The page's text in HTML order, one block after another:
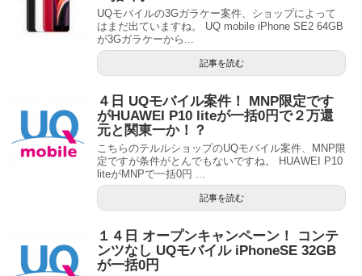
UQモバイルの3Gガラケー案件、ショップによって
はまだ出ていますね。 UQ mobile iPhone SE2 64GB
が3Gガラケーから...
記事を読む
４日 UQモバイル案件！ MNP限定です
がHUAWEI P10 liteが一括0円で２万還
元と関東一か！？
こちらのテルルショップのUQモバイル案件、MNP限
定ですが条件がとんでもないですね。 HUAWEI P10
liteがMNPで一括0円 ...
記事を読む
１４日 オープンキャンペーン！ コンテ
ンツなし UQモバイル iPhoneSE 32GB
が一括0円